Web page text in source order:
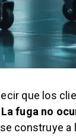
que los
La fuga no
construye a